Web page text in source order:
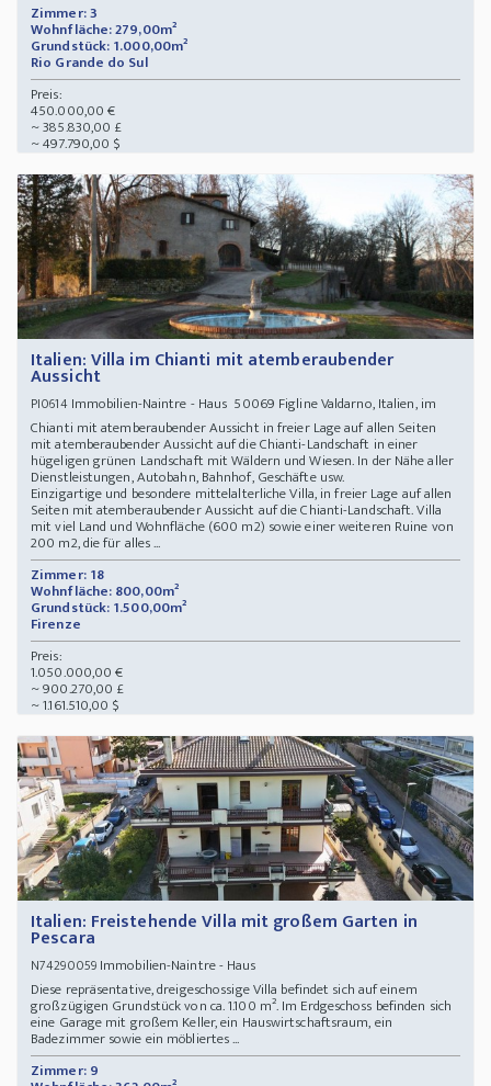
Zimmer: 3
Wohnfläche: 279,00m²
Grundstück: 1.000,00m²
Rio Grande do Sul
Preis:
450.000,00 €
~ 385.830,00 £
~ 497.790,00 $
Italien: Villa im Chianti mit atemberaubender
Aussicht
PI0614Immobilien-Naintre - Haus 50069 Figline Valdarno, Italien, im
Chianti mit atemberaubender Aussicht in freier Lage auf allen Seiten
mit atemberaubender Aussicht auf die Chianti-Landschaft in einer
hügeligen grünen Landschaft mit Wäldern und Wiesen. In der Nähe aller
Dienstleistungen, Autobahn, Bahnhof, Geschäfte usw.
Einzigartige und besondere mittelalterliche Villa, in freier Lage auf allen
Seiten mit atemberaubender Aussicht auf die Chianti-Landschaft. Villa
mit viel Land und Wohnfläche (600 m2) sowie einer weiteren Ruine von
200 m2, die für alles ...
Zimmer: 18
Wohnfläche: 800,00m²
Grundstück: 1.500,00m²
Firenze
Preis:
1.050.000,00 €
~ 900.270,00 £
~ 1.161.510,00 $
Italien: Freistehende Villa mit großem Garten in
Pescara
N74290059Immobilien-Naintre - Haus
Diese repräsentative, dreigeschossige Villa befindet sich auf einem
großzügigen Grundstück von ca. 1.100 m². Im Erdgeschoss befinden sich
eine Garage mit großem Keller, ein Hauswirtschaftsraum, ein
Badezimmer sowie ein möbliertes ...
Zimmer: 9